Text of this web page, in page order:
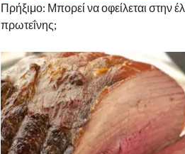
Πρήξιμο: Μπορεί να οφείλεται στην
πρωτεΐνης;